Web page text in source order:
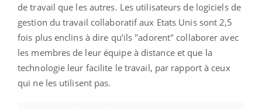
de travail que les autres. Les utilisateurs de logiciels de
gestion du travail collaboratif aux Etats Unis sont 2,5
fois plus enclins à dire qu’ils "adorent" collaborer avec
les membres de leur équipe à distance et que la
technologie leur facilite le travail, par rapport à ceux
qui ne les utilisent pas.